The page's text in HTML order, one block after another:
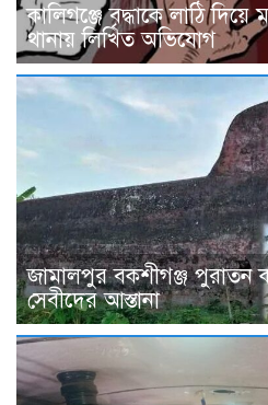
কালিগঞ্জে বৃদ্ধাকে লাঠি
থানায় লিখিত অভিযোগ
জামালপুর বকশীগঞ্জ পুরাতন
সেবীদের আস্তানা